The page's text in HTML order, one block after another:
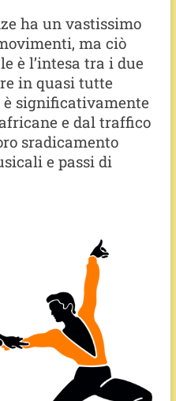
ha un vastissimo
ma ciò
è l’intesa tra i due
in quasi tutte
è significativamente
e dal traffico
sradicamento
e passi di